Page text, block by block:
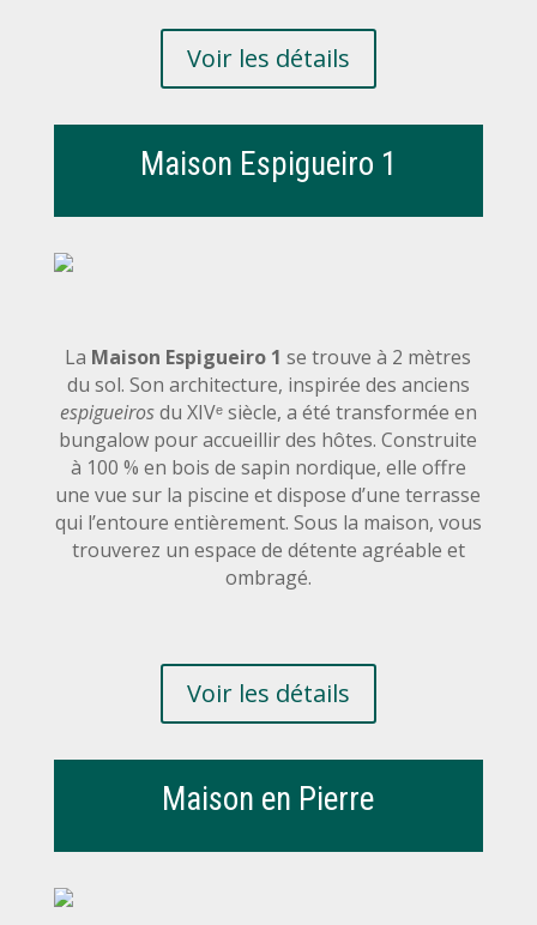
Voir les détails
Maison Espigueiro 1
La Maison Espigueiro 1 se trouve à 2 mètres
du sol. Son architecture, inspirée des anciens
espigueirosdu XIVᵉ siècle, a été transformée en
bungalow pour accueillir des hôtes. Construite
à 100 % en bois de sapin nordique, elle offre
une vue sur la piscine et dispose d’une terrasse
qui l’entoure entièrement. Sous la maison, vous
trouverez un espace de détente agréable et
ombragé.
Voir les détails
Maison en Pierre